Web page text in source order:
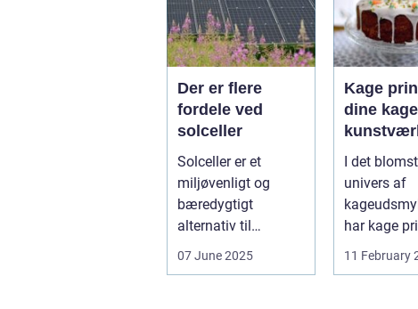
Der er flere
fordele ved
solceller
Solceller er et
miljøvenligt og
bæredygtigt
alternativ til
07 June 2025
Kage
dine
I det
univers af
har kage
måden,
11 February